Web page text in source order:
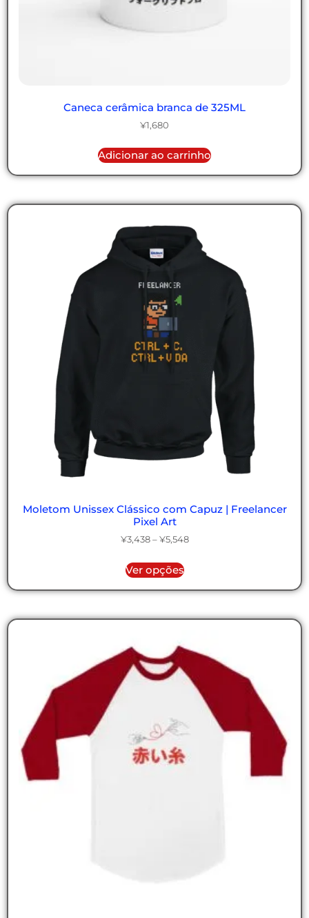
Caneca cerâmica branca de 325ML
¥1,680
Adicionar ao carrinho
Moletom Unissex Clássico com Capuz | Freelancer
Pixel Art
¥3,438 – ¥5,548
Ver opções